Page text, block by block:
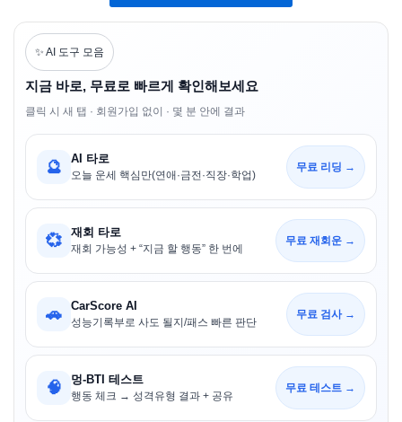
✨ AI 도구 모음
지금 바로, 무료로 빠르게 확인해보세요
클릭 시 새 탭 · 회원가입 없이 · 몇 분 안에 결과
🔮 AI 타로
오늘 운세 핵심만(연애·금전·직장·학업)
무료 리딩 →
💞 재회 타로
재회 가능성 + “지금 할 행동” 한 번에
무료 재회운 →
🚗 CarScore AI
성능기록부로 사도 될지/패스 빠른 판단
무료 검사 →
🧠 멍-BTI 테스트
행동 체크 → 성격유형 결과 + 공유
무료 테스트 →